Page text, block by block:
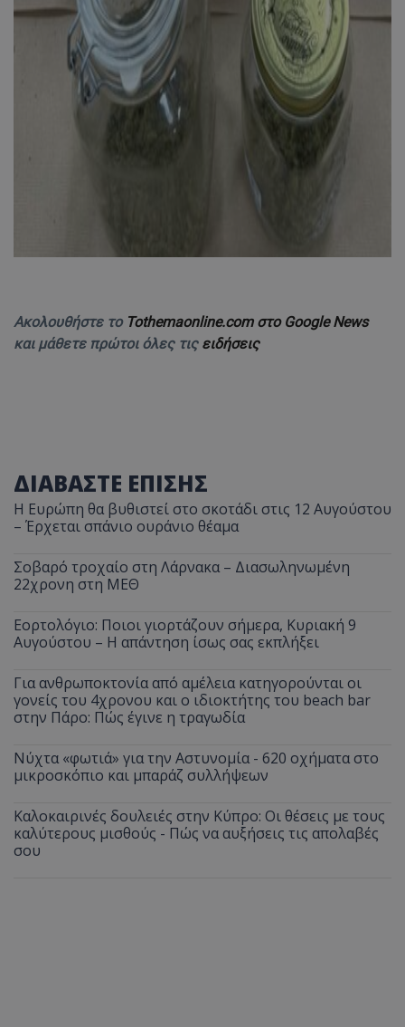
Ακολουθήστε το Tothemaonline.com στο Google News
και μάθετε πρώτοι όλες τις ειδήσεις
ΔΙΑΒΑΣΤΕ ΕΠΙΣΗΣ
Η Ευρώπη θα βυθιστεί στο σκοτάδι στις 12 Αυγούστου
– Έρχεται σπάνιο ουράνιο θέαμα
Σοβαρό τροχαίο στη Λάρνακα – Διασωληνωμένη
22χρονη στη ΜΕΘ
Εορτολόγιο: Ποιοι γιορτάζουν σήμερα, Κυριακή 9
Αυγούστου – Η απάντηση ίσως σας εκπλήξει
Για ανθρωποκτονία από αμέλεια κατηγορούνται οι
γονείς του 4χρονου και ο ιδιοκτήτης του beach bar
στην Πάρο: Πώς έγινε η τραγωδία
Νύχτα «φωτιά» για την Αστυνομία - 620 οχήματα στο
μικροσκόπιο και μπαράζ συλλήψεων
Καλοκαιρινές δουλειές στην Κύπρο: Οι θέσεις με τους
καλύτερους μισθούς - Πώς να αυξήσεις τις απολαβές
σου
Ονοματεπώνυμο
Προμηθευτής
Πεδίο
usprivacy
.lifenewscy.tothemaonline.com
VISITOR_PRIVACY_METADATA
.youtube.com